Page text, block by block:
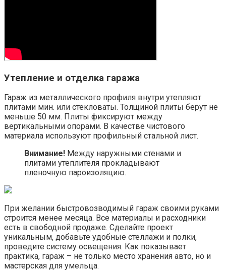
Утепление и отделка гаража
Гараж из металлического профиля внутри утепляют
плитами мин. или стекловаты. Толщиной плиты берут не
меньше 50 мм. Плиты фиксируют между
вертикальными опорами. В качестве чистового
материала используют профильный стальной лист.
Внимание! Между наружными стенами и
плитами утеплителя прокладывают
пленочную пароизоляцию.
При желании быстровозводимый гараж своими руками
строится менее месяца. Все материалы и расходники
есть в свободной продаже. Сделайте проект
уникальным, добавьте удобные стеллажи и полки,
проведите систему освещения. Как показывает
практика, гараж – не только место хранения авто, но и
мастерская для умельца.